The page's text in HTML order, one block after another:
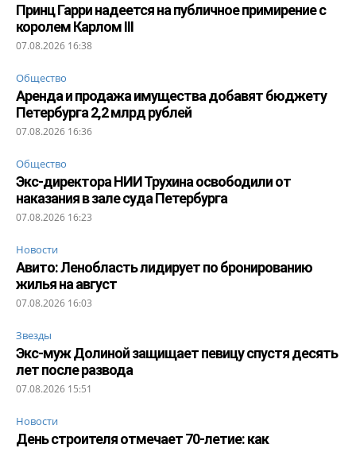
Принц Гарри надеется на публичное примирение с
королем Карлом III
07.08.2026 16:38
Общество
Аренда и продажа имущества добавят бюджету
Петербурга 2,2 млрд рублей
07.08.2026 16:36
Общество
Экс-директора НИИ Трухина освободили от
наказания в зале суда Петербурга
07.08.2026 16:23
Новости
Авито: Ленобласть лидирует по бронированию
жилья на август
07.08.2026 16:03
Звезды
Экс-муж Долиной защищает певицу спустя десять
лет после развода
07.08.2026 15:51
Новости
День строителя отмечает 70-летие: как